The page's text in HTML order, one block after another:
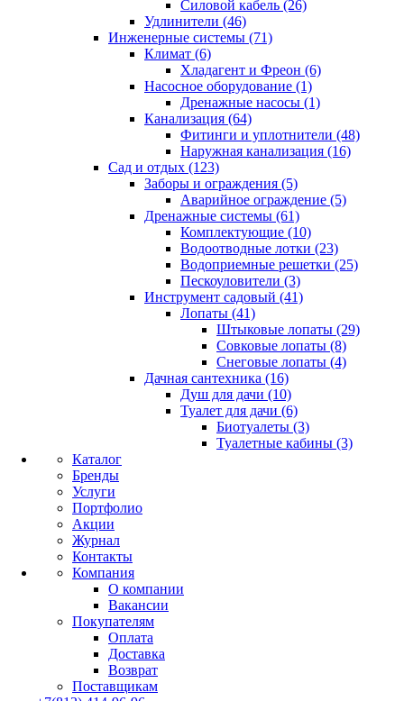
Силовой кабель (26)
Удлинители (46)
Инженерные системы (71)
Климат (6)
Хладагент и Фреон (6)
Насосное оборудование (1)
Дренажные насосы (1)
Канализация (64)
Фитинги и уплотнители (48)
Наружная канализация (16)
Сад и отдых (123)
Заборы и ограждения (5)
Аварийное ограждение (5)
Дренажные системы (61)
Комплектующие (10)
Водоотводные лотки (23)
Водоприемные решетки (25)
Пескоуловители (3)
Инструмент садовый (41)
Лопаты (41)
Штыковые лопаты (29)
Совковые лопаты (8)
Снеговые лопаты (4)
Дачная сантехника (16)
Душ для дачи (10)
Туалет для дачи (6)
Биотуалеты (3)
Туалетные кабины (3)
Каталог
Бренды
Услуги
Портфолио
Акции
Журнал
Контакты
Компания
О компании
Вакансии
Покупателям
Оплата
Доставка
Возврат
Поставщикам